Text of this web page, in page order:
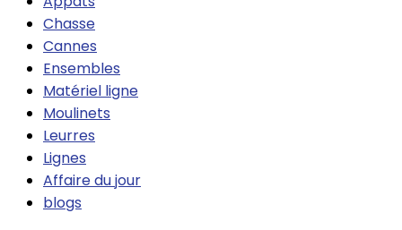
Chasse
Cannes
Ensembles
Matériel ligne
Moulinets
Leurres
Lignes
Affaire du jour
blogs